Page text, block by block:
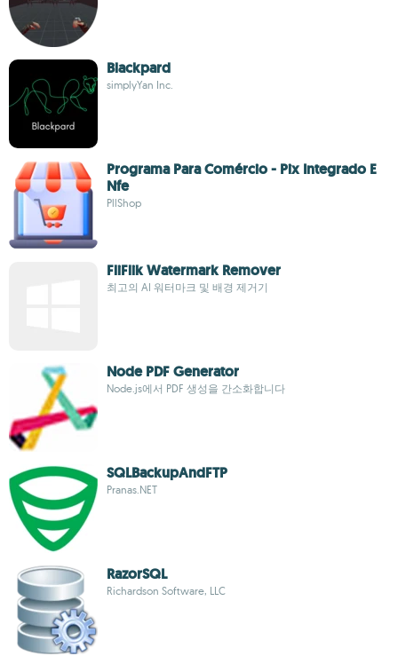
Blackpard
simplyYan Inc.
Programa Para Comércio - Pix Integrado E
Nfe
PllShop
FliFlik Watermark Remover
최고의 AI 워터마크 및 배경 제거기
Node PDF Generator
Node.js에서 PDF 생성을 간소화합니다
SQLBackupAndFTP
Pranas.NET
RazorSQL
Richardson Software, LLC